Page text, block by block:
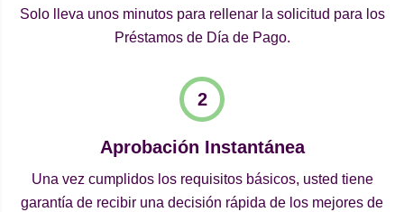
Solo lleva unos minutos para rellenar la solicitud para los
Préstamos de Día de Pago.
Aprobación Instantánea
Una vez cumplidos los requisitos básicos, usted tiene
garantía de recibir una decisión rápida de los mejores de